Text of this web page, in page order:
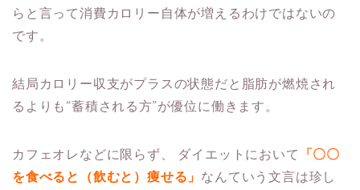
らと言って消費カロリー自体が増えるわけではないの
です。
結局カロリー収支がプラスの状態だと脂肪が燃焼され
るよりも“蓄積される方”が優位に働きます。
カフェオレなどに限らず、 ダイエットにおいて 「〇〇
を食べると（飲むと）痩せる」 なんていう文言は珍し